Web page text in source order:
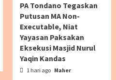
PA Tondano Tegaskan
Putusan MA Non-
Executable, Niat
Yayasan Paksakan
Eksekusi Masjid Nurul
Yaqin Kandas
1 hari ago Maher